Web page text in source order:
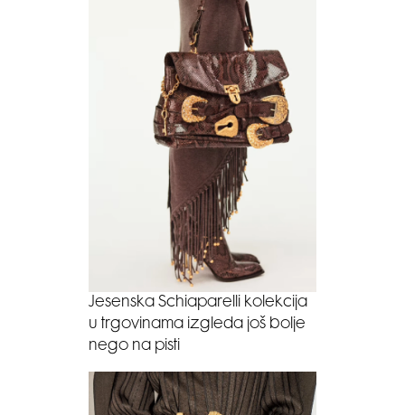
Jesenska Schiaparelli kolekcija
u trgovinama izgleda još bolje
nego na pisti